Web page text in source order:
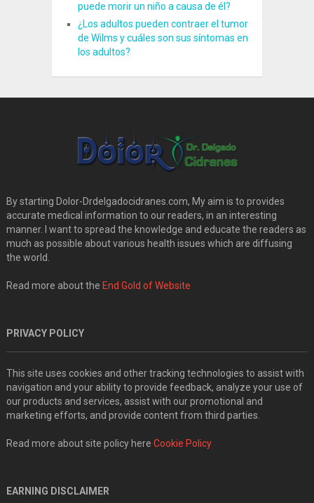
puede morir un niño a causa de él?
¿Los adultos pueden contraer el tumor
de Wilms y cuáles son sus síntomas en
los adultos?
By starting Dolor-Drdelgadocidranes.com, My aim is to provides
accurate medical information to our readers, in an interesting
manner. I want to spread the knowledge and educate the readers as
much as possible about various health issues which are diffusing
the world.
Read more about the End Gold of Website
PRIVACY POLICY
This site uses cookies and other tracking technologies to assist with
navigation and your ability to provide feedback, analyze your use of
our products and services, assist with our promotional and
marketing efforts, and provide content from third parties.
Read more about site policy here Cookie Policy
EARNING DISCLAIMER